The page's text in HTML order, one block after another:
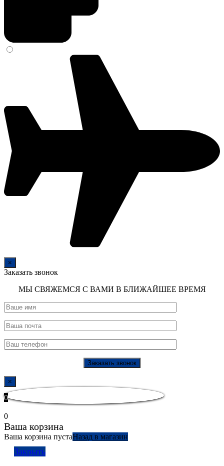
×
Заказать звонок
МЫ СВЯЖЕМСЯ С ВАМИ В БЛИЖАЙШЕЕ ВРЕМЯ
×
0
0
Ваша корзина
Ваша корзина пустаНазад в магазин
Закрыть